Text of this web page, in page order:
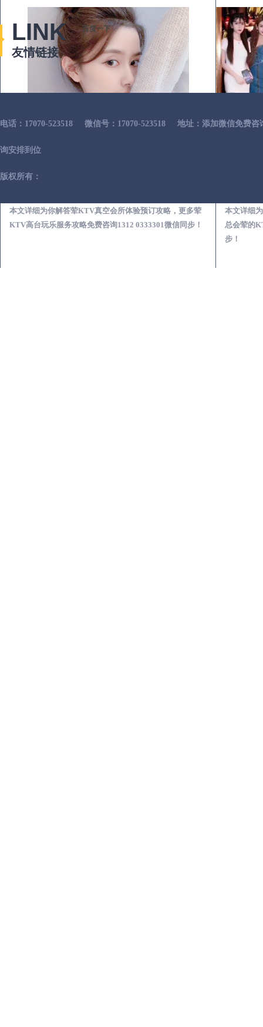
本文详细为你解答荤KTV真空会所体验预订攻略，更多荤
KTV高台玩乐服务攻略免费咨询1312 0333301微信同步！
本文详细
总会荤的
步！
LINK
友情链接
百度一下
电话：17070-523518 微信号：17070-523518 地址：添加微信免费
询安排到位
版权所有：